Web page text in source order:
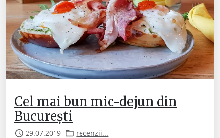
Cel mai bun mic-dejun din
București
29.07.2019 recenzii...